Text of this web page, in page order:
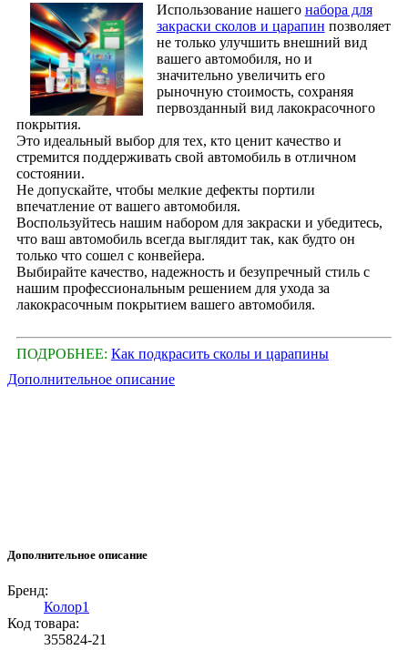
Использование нашего набора для
закраски сколов и царапин позволяет
не только улучшить внешний вид
вашего автомобиля, но и
значительно увеличить его
рыночную стоимость, сохраняя
первозданный вид лакокрасочного
покрытия.
Это идеальный выбор для тех, кто ценит качество и
стремится поддерживать свой автомобиль в отличном
состоянии.
Не допускайте, чтобы мелкие дефекты портили
впечатление от вашего автомобиля.
Воспользуйтесь нашим набором для закраски и убедитесь,
что ваш автомобиль всегда выглядит так, как будто он
только что сошел с конвейера.
Выбирайте качество, надежность и безупречный стиль с
нашим профессиональным решением для ухода за
лакокрасочным покрытием вашего автомобиля.
ПОДРОБНЕЕ: Как подкрасить сколы и царапины
Дополнительное описание
Дополнительное описание
Бренд:
Колор1
Код товара:
355824-21